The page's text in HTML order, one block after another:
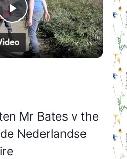
Play
Video
Mr Bates v the
Nederlandse